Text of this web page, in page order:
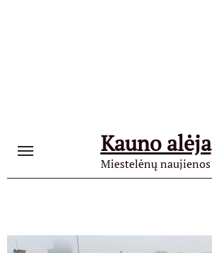
Kauno alėja
Miestelėnų naujienos